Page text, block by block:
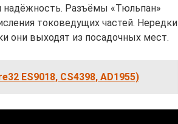
надёжность. Разъёмы «Тюльпан»
токоведущих частей. Нередки
они выходят из посадочных мест.
ES9018, CS4398, AD1955)